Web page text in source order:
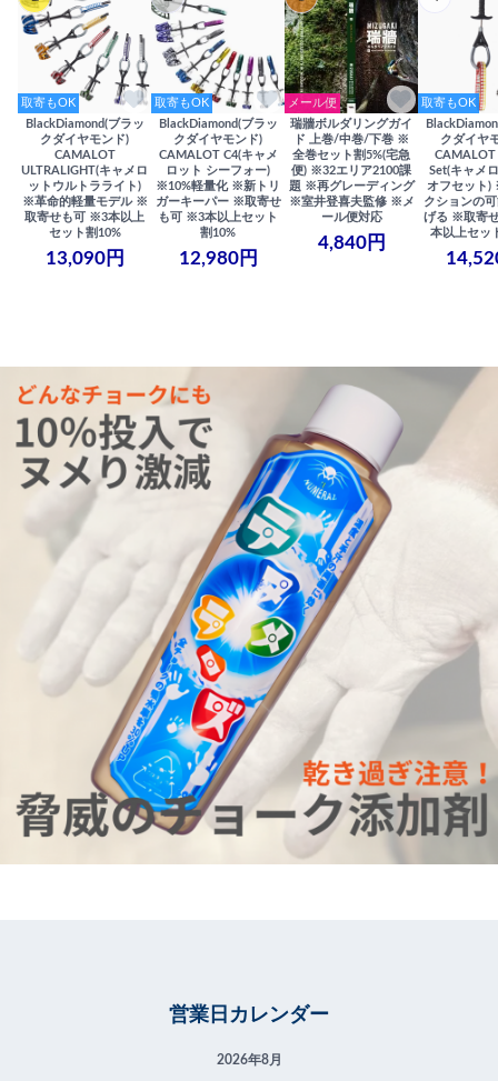
取寄もOK
BlackDiamond(ブラッ
クダイヤモンド)
CAMALOT
ULTRALIGHT(キャメロ
ットウルトラライト)
※革命的軽量モデル ※
取寄せも可 ※3本以上
セット割10%
13,090円
取寄もOK
BlackDiamond(ブラッ
クダイヤモンド)
CAMALOT C4(キャメ
ロット シーフォー)
※10%軽量化 ※新トリ
ガーキーパー ※取寄せ
も可 ※3本以上セット
割10%
12,980円
メール便
瑞牆ボルダリングガイ
ド 上巻/中巻/下巻 ※
全巻セット割5%(宅急
便) ※32エリア2100課
題 ※再グレーディング
※室井登喜夫監修 ※メ
ール便対応
4,840円
取寄もOK
クダイヤ
Set(キャメ
オフセット)
クションの
げる ※取寄
本以上セッ
営業日カレンダー
2026年8月